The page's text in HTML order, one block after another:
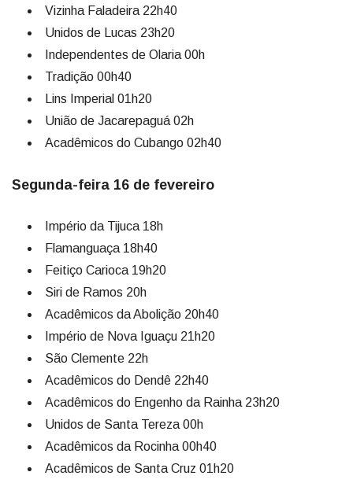
Vizinha Faladeira 22h40
Unidos de Lucas 23h20
Independentes de Olaria 00h
Tradição 00h40
Lins Imperial 01h20
União de Jacarepaguá 02h
Acadêmicos do Cubango 02h40
Segunda-feira 16 de fevereiro
Império da Tijuca 18h
Flamanguaça 18h40
Feitiço Carioca 19h20
Siri de Ramos 20h
Acadêmicos da Abolição 20h40
Império de Nova Iguaçu 21h20
São Clemente 22h
Acadêmicos do Dendê 22h40
Acadêmicos do Engenho da Rainha 23h20
Unidos de Santa Tereza 00h
Acadêmicos da Rocinha 00h40
Acadêmicos de Santa Cruz 01h20